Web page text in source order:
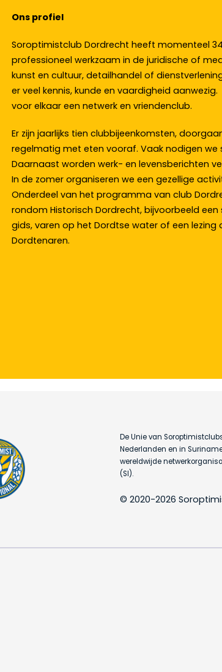
Ons profiel
Soroptimistclub Dordrecht heeft momenteel 34
professioneel werkzaam in de juridische of
kunst en cultuur, detailhandel of
er veel kennis, kunde en vaardigheid
voor elkaar een netwerk en vriendenclub.
Er zijn jaarlijks tien clubbijeenkomsten,
regelmatig met eten vooraf. Vaak nodigen we
Daarnaast worden werk- en levensberichten
In de zomer organiseren we een gezellige
Onderdeel van het programma van club
rondom Historisch Dordrecht, bijvoorbeeld
gids, varen op het Dordtse water of een lezing
Dordtenaren.
De Unie van
Nederlanden en in
wereldwijde
(SI).
© 2020-2026